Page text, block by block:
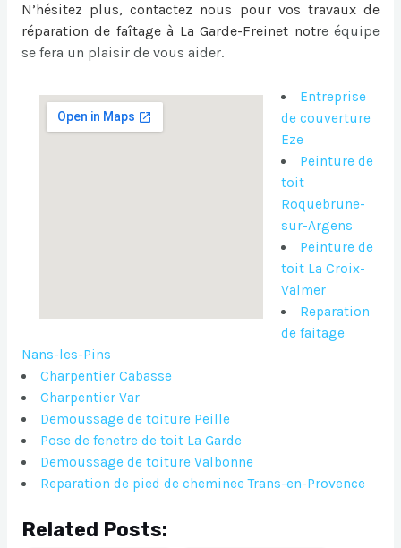
N’hésitez plus, contactez nous pour vos travaux de
réparation de faîtage à La Garde-Freinet notre équipe
se fera un plaisir de vous aider.
Entreprise
de couverture
Eze
Peinture de
toit
Roquebrune-
sur-Argens
Peinture de
toit La Croix-
Valmer
Reparation
de faitage
Nans-les-Pins
Charpentier Cabasse
Charpentier Var
Demoussage de toiture Peille
Pose de fenetre de toit La Garde
Demoussage de toiture Valbonne
Reparation de pied de cheminee Trans-en-Provence
Related Posts: